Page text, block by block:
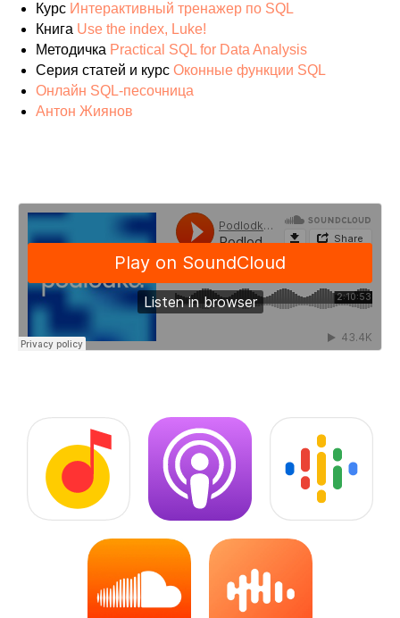
Курс Интерактивный тренажер по SQL
Книга Use the index, Luke!
Методичка Practical SQL for Data Analysis
Серия статей и курс Оконные функции SQL
Онлайн SQL-песочница
Антон Жиянов